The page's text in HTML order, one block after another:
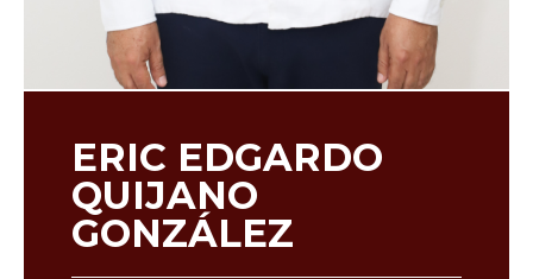
ERIC EDGARDO
QUIJANO
GONZÁLEZ